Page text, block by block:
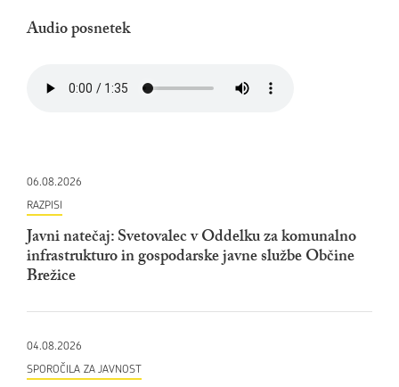
Audio posnetek
06.08.2026
RAZPISI
Javni natečaj: Svetovalec v Oddelku za komunalno
infrastrukturo in gospodarske javne službe Občine
Brežice
04.08.2026
SPOROČILA ZA JAVNOST